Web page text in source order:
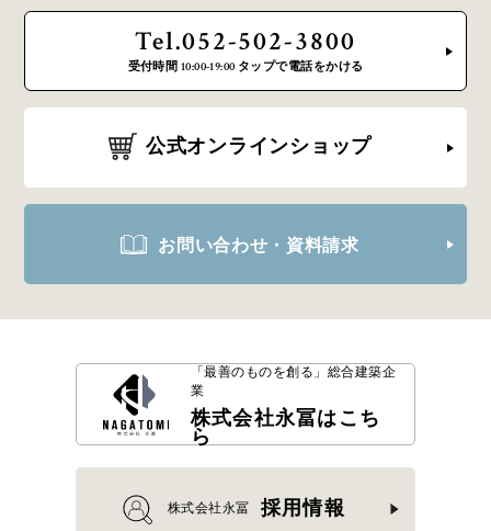
Tel.052-502-3800
受付時間 10:00-19:00 タップで電話をかける
公式オンラインショップ
お問い合わせ・資料請求
「最善のものを創る」 総合建築企
業
株式会社永冨はこち
ら
株式会社永冨 採用情報